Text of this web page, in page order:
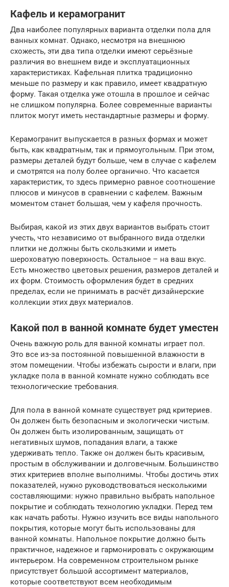
Кафель и керамогранит
Два наиболее популярных варианта отделки пола для
ванных комнат. Однако, несмотря на внешнюю
схожесть, эти два типа отделки имеют серьёзные
различия во внешнем виде и эксплуатационных
характеристиках. Кафельная плитка традиционно
меньше по размеру и как правило, имеет квадратную
форму. Такая отделка уже отошла в прошлое и сейчас
не слишком популярна. Более современные варианты
плиток могут иметь нестандартные размеры и форму.
Керамогранит выпускается в разных формах и может
быть, как квадратным, так и прямоугольным. При этом,
размеры деталей будут больше, чем в случае с кафелем
и смотрятся на полу более органично. Что касается
характеристик, то здесь примерно равное соотношение
плюсов и минусов в сравнении с кафелем. Важным
моментом станет большая, чем у кафеля прочность.
Выбирая, какой из этих двух вариантов выбрать стоит
учесть, что независимо от выбранного вида отделки
плитки не должны быть скользкими и иметь
шероховатую поверхность. Остальное – на ваш вкус.
Есть множество цветовых решения, размеров деталей и
их форм. Стоимость оформления будет в средних
пределах, если не принимать в расчёт дизайнерские
коллекции этих двух материалов.
Какой пол в ванной комнате будет уместен
Очень важную роль для ванной комнаты играет пол.
Это все из-за постоянной повышенной влажности в
этом помещении. Чтобы избежать сырости и влаги, при
укладке пола в ванной комнате нужно соблюдать все
технологические требования.
Для пола в ванной комнате существует ряд критериев.
Он должен быть безопасным и экологически чистым.
Он должен быть изолированным, защищать от
негативных шумов, попадания влаги, а также
удерживать тепло. Также он должен быть красивым,
простым в обслуживании и долговечным. Большинство
этих критериев вполне выполнимы. Чтобы достичь этих
показателей, нужно руководствоваться несколькими
составляющими: нужно правильно выбрать напольное
покрытие и соблюдать технологию укладки. Перед тем
как начать работы. Нужно изучить все виды напольного
покрытия, которые могут быть использованы для
ванной комнаты. Напольное покрытие должно быть
практичное, надежное и гармонировать с окружающим
интерьером. На современном строительном рынке
присутствует большой ассортимент материалов,
которые соответствуют всем необходимым